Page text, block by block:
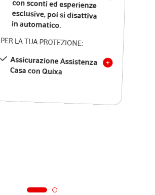
in automatico.
PER LA TUA PROTEZIONE:
Assicurazione Assistenza
Casa con Quixa